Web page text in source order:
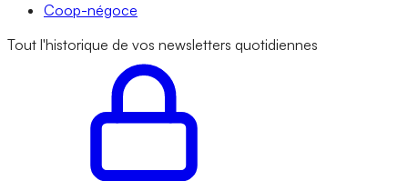
Coop-négoce
Tout l'historique de vos newsletters quotidiennes